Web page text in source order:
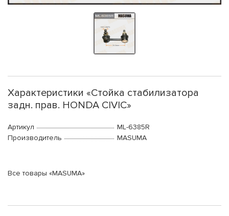
Характеристики «Стойка стабилизатора
задн. прав. HONDA CIVIC»
Артикул
ML-6385R
Производитель
MASUMA
Все товары «MASUMA»